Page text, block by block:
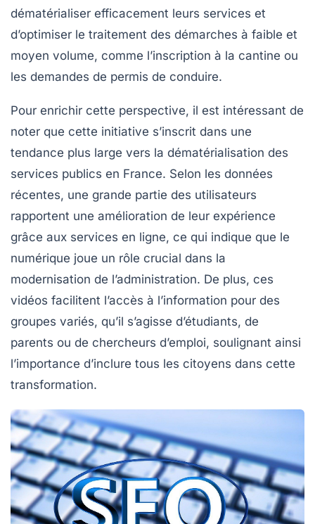
dématérialiser efficacement leurs services et
d’optimiser le traitement des démarches à faible et
moyen volume, comme l’inscription à la cantine ou
les demandes de permis de conduire.
Pour enrichir cette perspective, il est intéressant de
noter que cette initiative s’inscrit dans une
tendance plus large vers la dématérialisation des
services publics en France. Selon les données
récentes, une grande partie des utilisateurs
rapportent une amélioration de leur expérience
grâce aux services en ligne, ce qui indique que le
numérique joue un rôle crucial dans la
modernisation de l’administration. De plus, ces
vidéos facilitent l’accès à l’information pour des
groupes variés, qu’il s’agisse d’étudiants, de
parents ou de chercheurs d’emploi, soulignant ainsi
l’importance d’inclure tous les citoyens dans cette
transformation.